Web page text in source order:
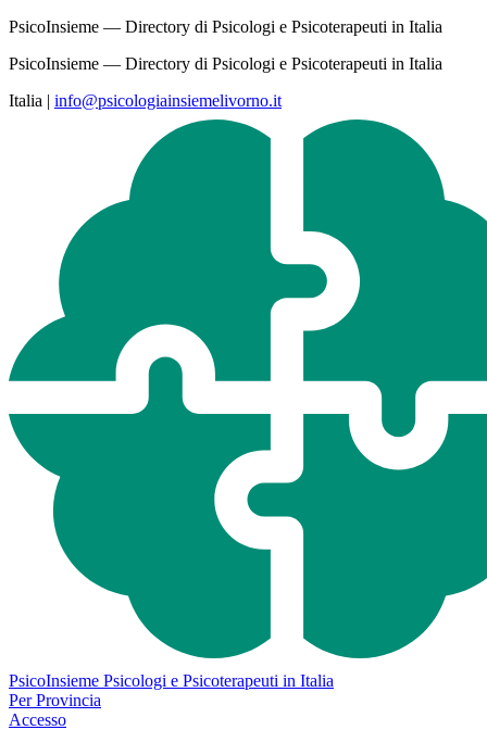
PsicoInsieme — Directory di Psicologi e Psicoterapeuti in Italia
PsicoInsieme — Directory di Psicologi e Psicoterapeuti in Italia
Italia | info@psicologiainsiemelivorno.it
PsicoInsieme Psicologi e Psicoterapeuti in Italia
Per Provincia
Accesso